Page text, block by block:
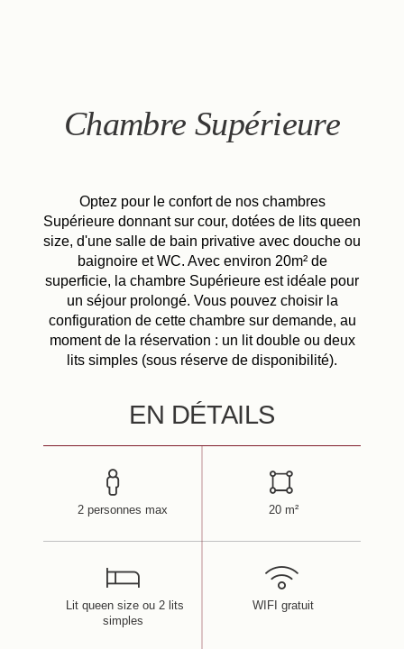
Chambre Supérieure
Optez pour le confort de nos chambres
Supérieure donnant sur cour, dotées de lits queen
size, d'une salle de bain privative avec douche ou
baignoire et WC. Avec environ 20m² de
superficie, la chambre Supérieure est idéale pour
un séjour prolongé. Vous pouvez choisir la
configuration de cette chambre sur demande, au
moment de la réservation : un lit double ou deux
lits simples (sous réserve de disponibilité).
EN DÉTAILS
2 personnes max 20 m²
Lit queen size ou 2 lits
simples
WIFI gratuit